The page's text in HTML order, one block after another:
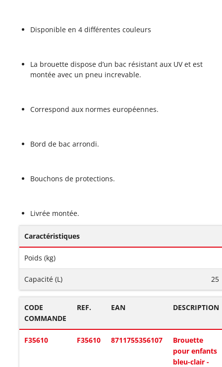
Disponible en 4 différentes couleurs
La brouette dispose d’un bac résistant aux UV et est
montée avec un pneu increvable.
Correspond aux normes européennes.
Bord de bac arrondi.
Bouchons de protections.
Livrée montée.
Caractéristiques
Poids (kg)
Capacité (L) 25
CODE
COMMANDE
REF. EAN DESCRIPTION
F35610 F35610 8711755356107
Brouette
pour enfants
bleu-clair -